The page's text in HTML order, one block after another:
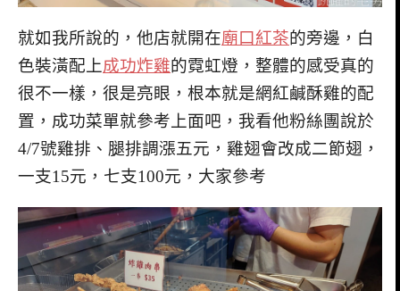
就如我所說的，他店就開在廟口紅茶的旁邊，白
色裝潢配上成功炸雞的霓虹燈，整體的感受真的
很不一樣，很是亮眼，根本就是網紅鹹酥雞的配
置，成功菜單就參考上面吧，我看他粉絲團說於
4/7號雞排、腿排調漲五元，雞翅會改成二節翅，
一支15元，七支100元，大家參考